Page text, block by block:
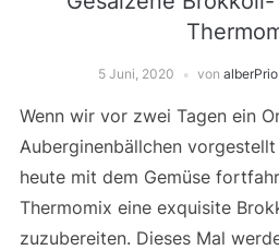
5 Juni, 2020 von alberPrio
Wenn wir vor zwei Tagen ein
Auberginenbällchen
heute mit dem Gemüse
Thermomix eine exquisite
zuzubereiten. Dieses Mal